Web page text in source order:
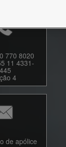
770 8020
11 4331-
4
de apólice